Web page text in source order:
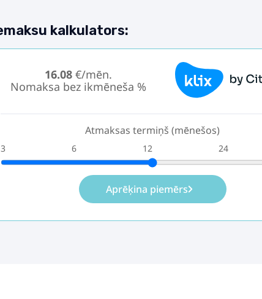
kalkulators:
16.08€/mēn.
Nomaksa bez ikmēneša %
Atmaksas termiņš (mēnešos)
3 6 12 24
Aprēķina piemērs